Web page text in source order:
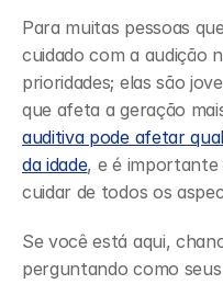
Para muitas pessoas
cuidado com a audição
prioridades; elas são
que afeta a geração
auditiva pode afetar
da idade, e é importante
cuidar de todos os
Se você está aqui,
perguntando como